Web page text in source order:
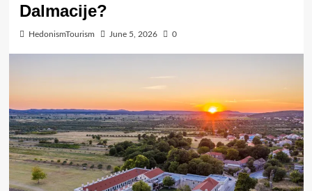
Dalmacije?
HedonismTourism June 5, 2026 0